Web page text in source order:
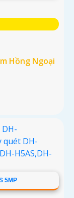
Hồng Ngoại
5MP